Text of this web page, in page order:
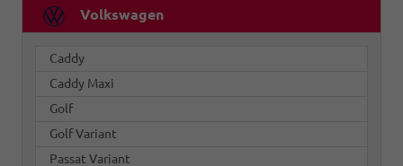
Volkswagen
Caddy
Caddy Maxi
Golf
Golf Variant
Passat Variant